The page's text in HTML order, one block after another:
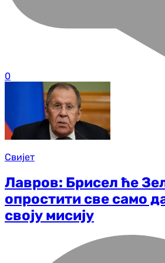
0
Свијет
Лавров: Брисел ће
опростити све само
своју мисију